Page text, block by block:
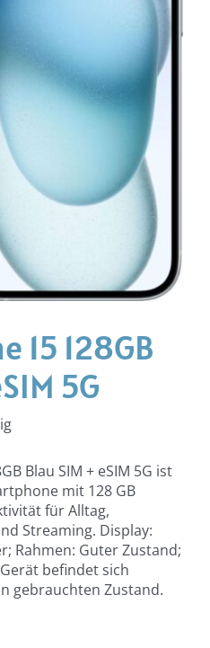
15 128GB
5G
Blau SIM + eSIM 5G ist
mit 128 GB
für Alltag,
Streaming. Display:
Rahmen: Guter Zustand;
befindet sich
gebrauchten Zustand.